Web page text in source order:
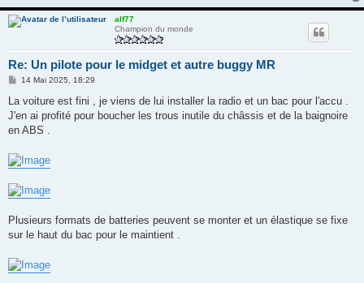
alf77
Champion du monde
Re: Un pilote pour le midget et autre buggy MR
M
s
a
g
14 Mai 2025, 18:29
La voiture est fini , je viens de lui installer la radio et un bac pour l'accu .
J'en ai profité pour boucher les trous inutile du châssis et de la baignoire
en ABS .
Plusieurs formats de batteries peuvent se monter et un élastique se fixe
sur le haut du bac pour le maintient .